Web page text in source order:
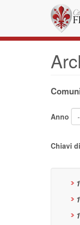
principale
Anno
Chiavi